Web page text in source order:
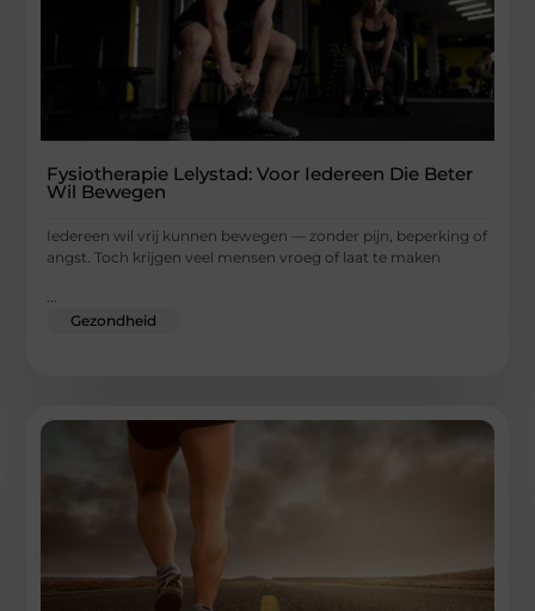
Fysiotherapie Lelystad: Voor Iedereen Die Beter
Wil Bewegen
Iedereen wil vrij kunnen bewegen — zonder pijn, beperking of
angst. Toch krijgen veel mensen vroeg of laat te maken
Gezondheid